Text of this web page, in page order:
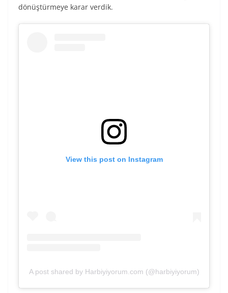
dönüştürmeye karar verdik.
View this post on Instagram
A post shared by Harbiyiyorum.com (@harbiyiyorum)